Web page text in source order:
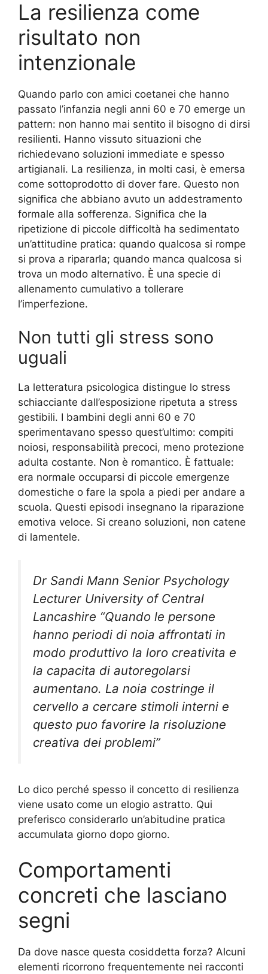
La resilienza come
risultato non
intenzionale
Quando parlo con amici coetanei che hanno
passato l’infanzia negli anni 60 e 70 emerge un
pattern: non hanno mai sentito il bisogno di dirsi
resilienti. Hanno vissuto situazioni che
richiedevano soluzioni immediate e spesso
artigianali. La resilienza, in molti casi, è emersa
come sottoprodotto di dover fare. Questo non
significa che abbiano avuto un addestramento
formale alla sofferenza. Significa che la
ripetizione di piccole difficoltà ha sedimentato
un’attitudine pratica: quando qualcosa si rompe
si prova a ripararla; quando manca qualcosa si
trova un modo alternativo. È una specie di
allenamento cumulativo a tollerare
l’imperfezione.
Non tutti gli stress sono
uguali
La letteratura psicologica distingue lo stress
schiacciante dall’esposizione ripetuta a stress
gestibili. I bambini degli anni 60 e 70
sperimentavano spesso quest’ultimo: compiti
noiosi, responsabilità precoci, meno protezione
adulta costante. Non è romantico. È fattuale:
era normale occuparsi di piccole emergenze
domestiche o fare la spola a piedi per andare a
scuola. Questi episodi insegnano la riparazione
emotiva veloce. Si creano soluzioni, non catene
di lamentele.
Dr Sandi Mann Senior Psychology
Lecturer University of Central
Lancashire “Quando le persone
hanno periodi di noia affrontati in
modo produttivo la loro creativita e
la capacita di autoregolarsi
aumentano. La noia costringe il
cervello a cercare stimoli interni e
questo puo favorire la risoluzione
creativa dei problemi”
Lo dico perché spesso il concetto di resilienza
viene usato come un elogio astratto. Qui
preferisco considerarlo un’abitudine pratica
accumulata giorno dopo giorno.
Comportamenti
concreti che lasciano
segni
Da dove nasce questa cosiddetta forza? Alcuni
elementi ricorrono frequentemente nei racconti